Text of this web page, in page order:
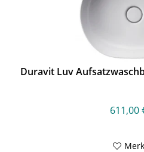
Duravit Luv
611,00